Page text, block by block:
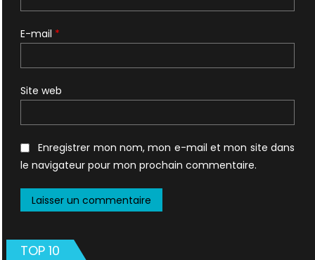
E-mail *
Site web
Enregistrer mon nom, mon e-mail et mon site dans
le navigateur pour mon prochain commentaire.
TOP 10